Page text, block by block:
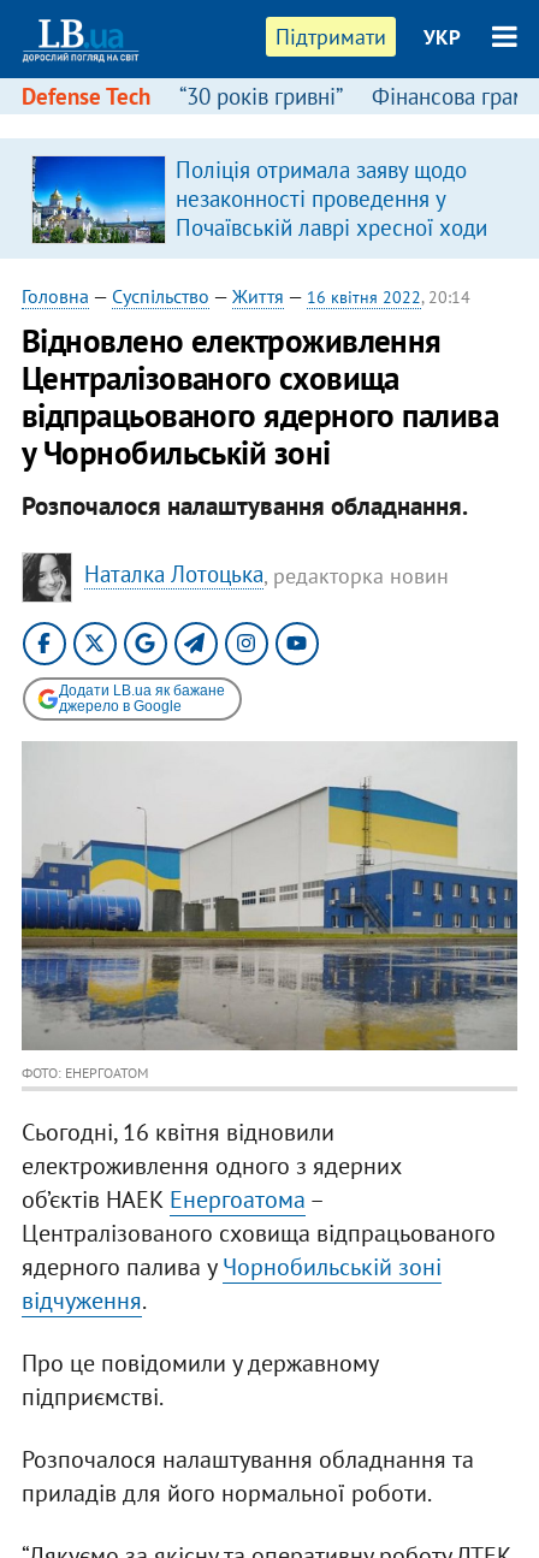
Підтримати УКР
Defense Tech “30 років гривні” Фінансова
Поліція отримала заяву щодо
незаконності проведення у
Почаївській лаврі хресної ходи
Головна — Суспільство — Життя — 16 квітня 2022, 20:14
Відновлено електроживлення
Централізованого сховища
відпрацьованого ядерного палива
у Чорнобильській зоні
Розпочалося налаштування обладнання.
Наталка Лотоцька, редакторка новин
Додати LB.ua як бажане
джерело в Google
ФОТО: ЕНЕРГОАТОМ
Сьогодні, 16 квітня відновили
електроживлення одного з ядерних
об’єктів НАЕК Енергоатома –
Централізованого сховища відпрацьованого
ядерного палива уЧорнобильській зоні
відчуження.
Про це повідомили у державному
підприємстві.
Розпочалося налаштування обладнання та
приладів для його нормальної роботи.